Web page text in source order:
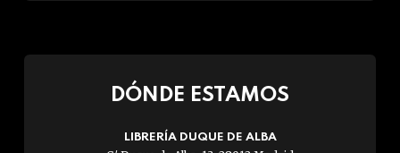
DÓNDE ESTAMOS
LIBRERÍA DUQUE DE ALBA